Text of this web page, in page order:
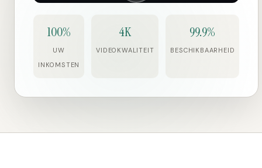
100%
UW
INKOMSTEN
4K
VIDEOKWALITEIT
99.9%
BESCHIKBAARHEID